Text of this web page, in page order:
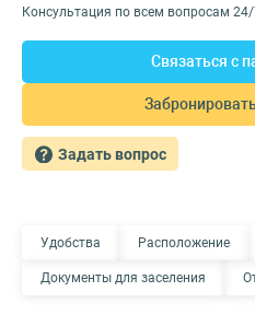
Консультация по всем вопросам
Связаться с
Задать вопрос
Удобства Расположение
Документы для заселения